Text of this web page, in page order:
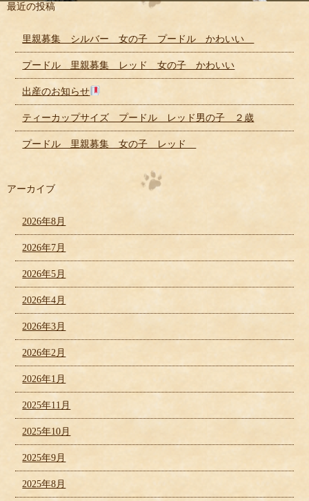
最近の投稿
里親募集 シルバー 女の子 プードル かわいい
プードル 里親募集 レッド 女の子 かわいい
出産のお知らせ
ティーカップサイズ プードル レッド男の子 ２歳
プードル 里親募集 女の子 レッド
アーカイブ
2026年8月
2026年7月
2026年5月
2026年4月
2026年3月
2026年2月
2026年1月
2025年11月
2025年10月
2025年9月
2025年8月